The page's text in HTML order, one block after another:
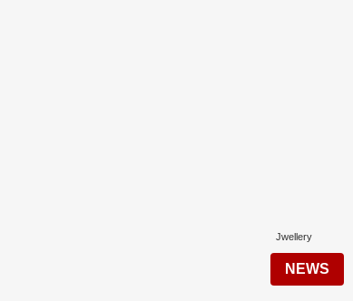
Jwellery
NEWS